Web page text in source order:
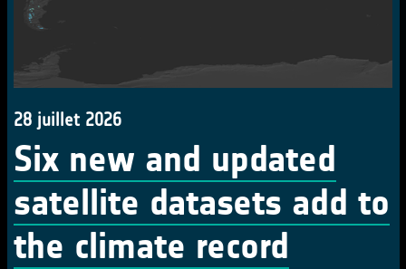
28 juillet 2026
Six new and updated
satellite datasets add to
the climate record